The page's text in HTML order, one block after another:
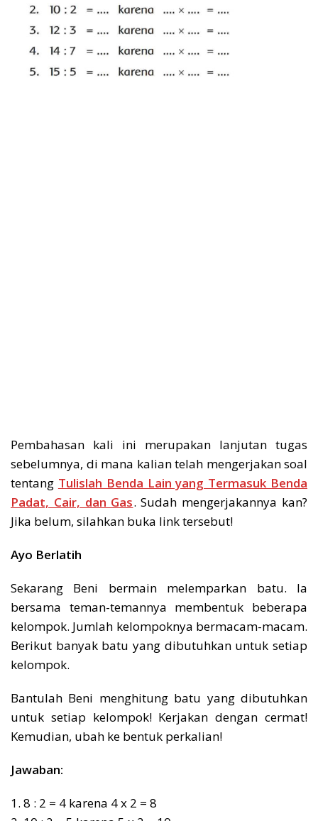
Pembahasan kali ini merupakan lanjutan tugas
sebelumnya, di mana kalian telah mengerjakan soal
tentang Tulislah Benda Lain yang Termasuk Benda
Padat, Cair, dan Gas. Sudah mengerjakannya kan?
Jika belum, silahkan buka link tersebut!
Ayo Berlatih
Sekarang Beni bermain melemparkan batu. Ia
bersama teman-temannya membentuk beberapa
kelompok. Jumlah kelompoknya bermacam-macam.
Berikut banyak batu yang dibutuhkan untuk setiap
kelompok.
Bantulah Beni menghitung batu yang dibutuhkan
untuk setiap kelompok! Kerjakan dengan cermat!
Kemudian, ubah ke bentuk perkalian!
Jawaban:
1. 8 : 2 = 4 karena 4 x 2 = 8